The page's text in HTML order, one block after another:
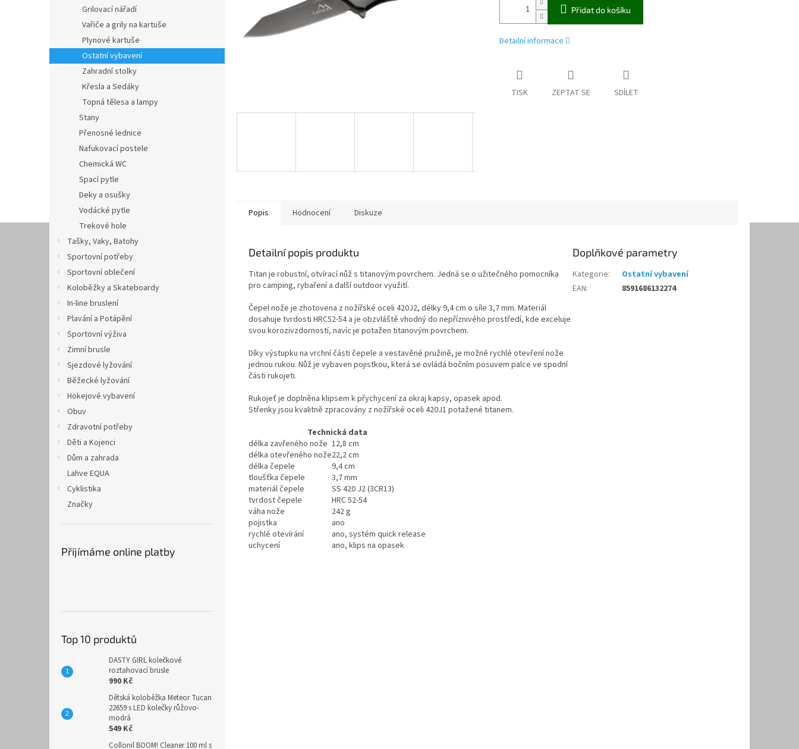
Grilovací nářadí
Vařiče a grily na kartuše
Plynové kartuše
Ostatní vybavení
Zahradní stolky
Křesla a Sedáky
Topná tělesa a lampy
Stany
Přenosné lednice
Nafukovací postele
Chemická WC
Spací pytle
Deky a osušky
Vodácké pytle
Trekové hole
Tašky, Vaky, Batohy
Sportovní potřeby
Sportovní oblečení
Koloběžky a Skateboardy
In-line bruslení
Plavání a Potápění
Sportovní výživa
Zimní brusle
Sjezdové lyžování
Běžecké lyžování
Hokejové vybavení
Obuv
Zdravotní potřeby
Děti a Kojenci
Dům a zahrada
Lahve EQUA
Cyklistika
Značky
Přijímáme online platby
Top 10 produktů
DASTY GIRL kolečkové
roztahovací brusle
990 Kč
Dětská koloběžka Meteor Tucan
22659 s LED kolečky růžovo-
modrá
549 Kč
Collonil BOOM! Cleaner 100 ml s
Přidat do košíku
Detailní informace
TISK ZEPTAT SE SDÍLET
Popis Hodnocení Diskuze
Detailní popis produktu
Titan je robustní, otvírací nůž s titanovým povrchem. Jedná se o užitečného pomocníka
pro camping, rybaření a další outdoor využití.
Čepel nože je zhotovena z nožířské oceli 420J2, délky 9,4 cm o síle 3,7 mm. Materiál
dosahuje tvrdosti HRC52-54 a je obzvláště vhodný do nepříznivého prostředí, kde exceluje
svou korozivzdorností, navíc je potažen titanovým povrchem.
Díky výstupku na vrchní části čepele a vestavěné pružině, je možné rychlé otevření nože
jednou rukou. Nůž je vybaven pojistkou, která se ovládá bočním posuvem palce ve spodní
části rukojeti.
Rukojeť je doplněna klipsem k přychycení za okraj kapsy, opasek apod.
Střenky jsou kvalitně zpracovány z nožířské oceli 420J1 potažené titanem.
Technická data
délka zavřeného nože 12,8 cm
délka otevřeného nože22,2 cm
délka čepele
9,4 cm
tloušťka čepele
3,7 mm
materiál čepele
SS 420 J2 (3CR13)
tvrdost čepele
HRC 52-54
váha nože
242 g
pojistka
ano
rychlé otevírání
ano, systém quick release
uchycení
ano, klips na opasek
Doplňkové parametry
Kategorie:
Ostatní vybavení
EAN: 8591686132274